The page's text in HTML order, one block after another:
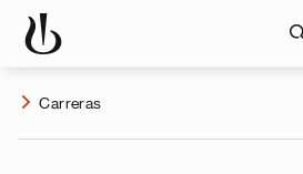
Carreras